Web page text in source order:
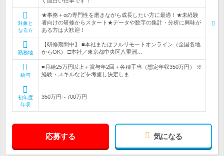
対象と
なる方
★事務＋αの専門性を磨きながら成長したい方に最適！★未経験
者向けの研修からスタート★データや数字の集計・分析に興味が
ある方は大歓迎！
勤務地
【研修期間中】 ■本社またはフルリモートオンライン（全国各地
からOK） □本社／東京都中央区八重洲…
給与
■月給25万円以上＋賞与年2回＋各種手当（想定年収350万円） ※
経験・スキルなどを考慮し決定しま…
初年度
年収
350万円～700万円
応募する 気になる